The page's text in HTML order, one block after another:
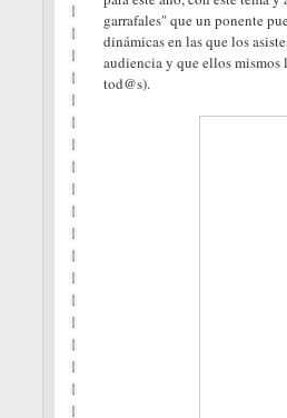
garrafales" que un ponente
dinámicas en las que los
audiencia y que ellos mismos
tod@s).